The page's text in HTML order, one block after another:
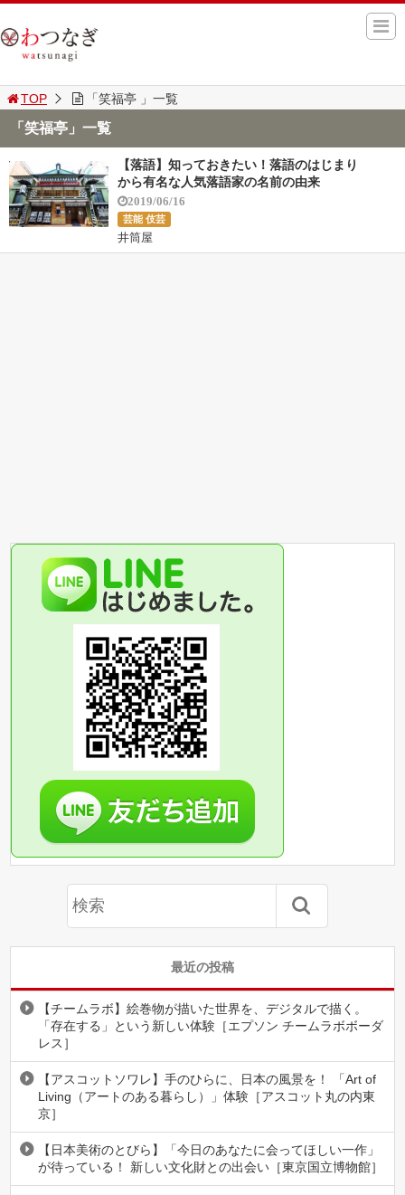
TOP 「笑福亭 」一覧
「笑福亭」一覧
【落語】知っておきたい！落語のはじまり
から有名な人気落語家の名前の由来
2019/06/16
芸能 伎芸
井筒屋
最近の投稿
【チームラボ】絵巻物が描いた世界を、デジタルで描く。
「存在する」という新しい体験［エプソン チームラボボーダ
レス］
【アスコットソワレ】手のひらに、日本の風景を！ 「Art of
Living（アートのある暮らし）」体験［アスコット丸の内東
京］
【日本美術のとびら】「今日のあなたに会ってほしい一作」
が待っている！ 新しい文化財との出会い［東京国立博物館］